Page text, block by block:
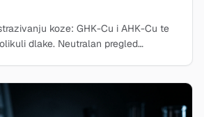
koze: GHK-Cu i AHK-Cu te
dlake. Neutralan pregled